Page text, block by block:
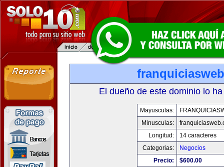
El dueño de este dominio lo
Mayusculas:
Minusculas:
Longitud:
14 caracteres
Categorias:
Negocios
Precio:
$600.00